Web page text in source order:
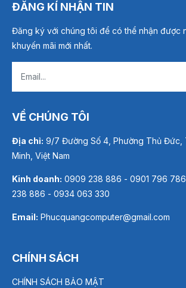
ĐĂNG KÍ NHẬN TIN
Đăng ký với chúng tôi để có thể nhận được
khuyến mãi mới nhất.
VỀ CHÚNG TÔI
Địa chỉ: 9/7 Đường Số 4, Phường Thủ Đức,
Minh, Việt Nam
Kinh doanh: 0909 238 886 - 0901 796
238 886 - 0934 063 330
Email: Phucquangcomputer@gmail.com
CHÍNH SÁCH
CHÍNH SÁCH BẢO MẬT